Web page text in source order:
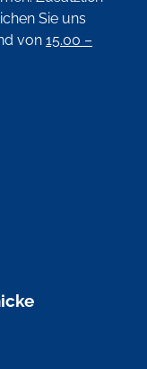
Sie uns
von 15.00 –